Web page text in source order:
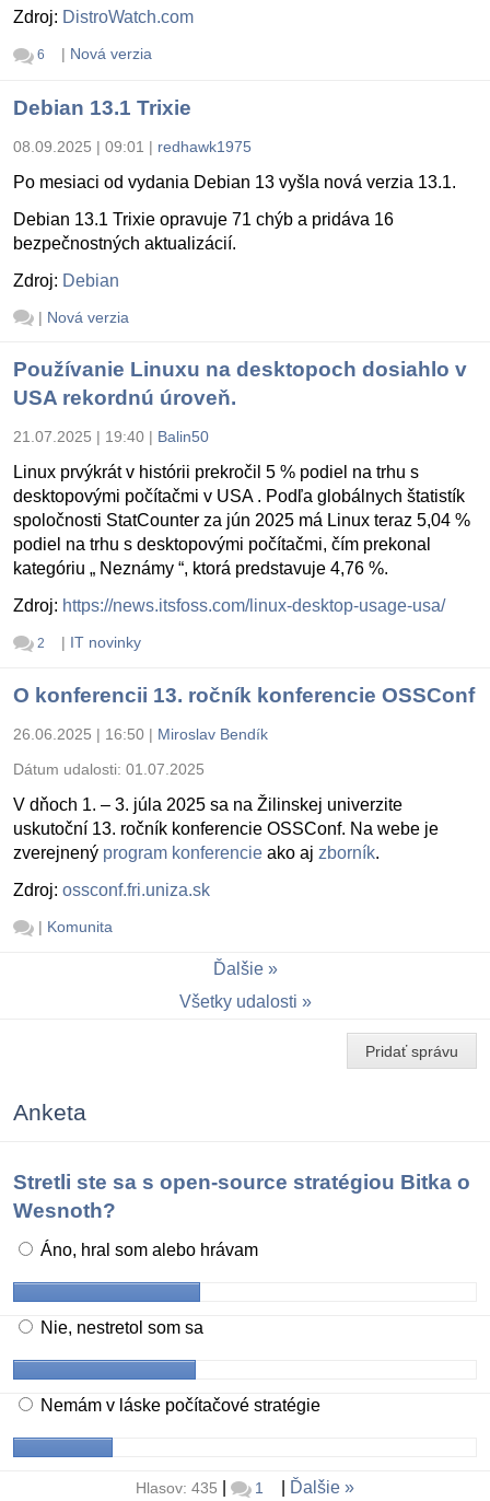
Zdroj: DistroWatch.com
6 | Nová verzia
Debian 13.1 Trixie
08.09.2025 | 09:01 | redhawk1975
Po mesiaci od vydania Debian 13 vyšla nová verzia 13.1.
Debian 13.1 Trixie opravuje 71 chýb a pridáva 16
bezpečnostných aktualizácií.
Zdroj: Debian
| Nová verzia
Používanie Linuxu na desktopoch dosiahlo v
USA rekordnú úroveň.
21.07.2025 | 19:40 | Balin50
Linux prvýkrát v histórii prekročil 5 % podiel na trhu s
desktopovými počítačmi v USA . Podľa globálnych štatistík
spoločnosti StatCounter za jún 2025 má Linux teraz 5,04 %
podiel na trhu s desktopovými počítačmi, čím prekonal
kategóriu „ Neznámy “, ktorá predstavuje 4,76 %.
Zdroj: https://news.itsfoss.com/linux-desktop-usage-usa/
2 | IT novinky
O konferencii 13. ročník konferencie OSSConf
26.06.2025 | 16:50 | Miroslav Bendík
Dátum udalosti: 01.07.2025
V dňoch 1. – 3. júla 2025 sa na Žilinskej univerzite
uskutoční 13. ročník konferencie OSSConf. Na webe je
zverejnený program konferencie ako aj zborník.
Zdroj: ossconf.fri.uniza.sk
| Komunita
Ďalšie
Všetky udalosti
Pridať správu
Anketa
Stretli ste sa s open-source stratégiou Bitka o
Wesnoth?
Áno, hral som alebo hrávam
Nie, nestretol som sa
Nemám v láske počítačové stratégie
Hlasov: 435 1 Ďalšie